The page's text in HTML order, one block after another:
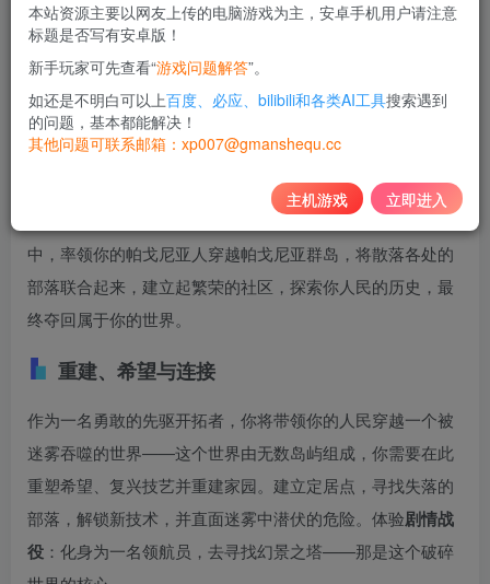
此内容为付费资源，请付费后查看
10
黄金会员免费
为这个失落于迷雾之中的世界重建希望。在新的任务故事
中，率领你的帕戈尼亚人穿越帕戈尼亚群岛，将散落各处的
部落联合起来，建立起繁荣的社区，探索你人民的历史，最
终夺回属于你的世界。
重建、希望与连接
作为一名勇敢的先驱开拓者，你将带领你的人民穿越一个被
迷雾吞噬的世界——这个世界由无数岛屿组成，你需要在此
重塑希望、复兴技艺并重建家园。建立定居点，寻找失落的
部落，解锁新技术，并直面迷雾中潜伏的危险。体验剧情战
役 ：化身为一名领航员，去寻找幻景之塔——那是这个破碎
本站资源主要以网友上传的电脑游戏为主，安卓手机用户请注意
标题是否写有安卓版！
新手玩家可先查看“游戏问题解答”。
如还是不明白可以上百度、必应、bilibili和各类AI工具搜索遇到
的问题，基本都能解决！
其他问题可联系邮箱：xp007@gmanshequ.cc
主机游戏 立即进入